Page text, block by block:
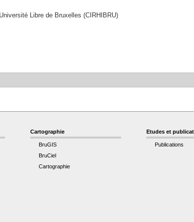
Libre de Bruxelles (CIRHIBRU)
Cartographie
BruGIS
BruCiel
Cartographie
Etudes et
Publications